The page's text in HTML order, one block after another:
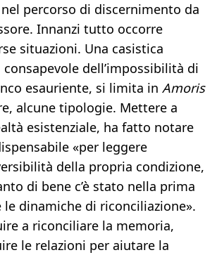
percorso di discernimento da
Innanzi tutto occorre
situazioni. Una casistica
dell’impossibilità di
esauriente, si limita in Amoris
alcune tipologie. Mettere a
esistenziale, ha fatto notare
«per leggere
della propria condizione,
di bene c’è stato nella prima
dinamiche di riconciliazione».
a riconciliare la memoria,
le relazioni per aiutare la